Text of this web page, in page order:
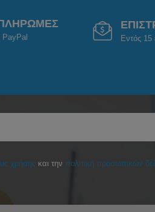
Εντός
χρήσης και τηνπολιτική προσωπικών